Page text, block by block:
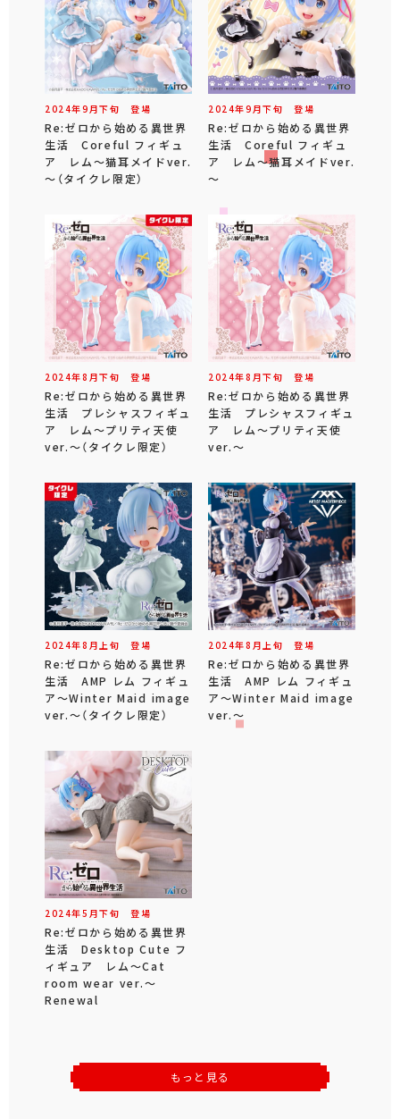
2024年9 月下旬 登場
Re:ゼロから始める異世界
生活 Coreful フィギュ
ア レム～猫耳メイドver.
～（タイクレ限定）
2024年9 月下旬 登場
Re:ゼロから始める異世界
生活 Coreful フィギュ
ア レム～猫耳メイドver.
～
2024年8 月下旬 登場
Re:ゼロから始める異世界
生活 プレシャスフィギュ
ア レム～プリティ天使
ver.～（タイクレ限定）
2024年8 月下旬 登場
Re:ゼロから始める異世界
生活 プレシャスフィギュ
ア レム～プリティ天使
ver.～
2024年8 月 上旬 登場
Re:ゼロから始める異世界
生活 AMP レム フィギュ
ア～Winter Maid image
ver.～（タイクレ限定）
2024年8 月 上旬 登場
Re:ゼロから始める異世界
生活 AMP レム フィギュ
ア～Winter Maid image
ver.～
2024年5 月下旬 登場
Re:ゼロから始める異世界
生活 Desktop Cute フ
ィギュア レム～Cat
room wear ver.～
Renewal
もっと見る